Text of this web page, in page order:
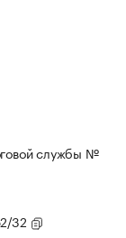
службы №
32